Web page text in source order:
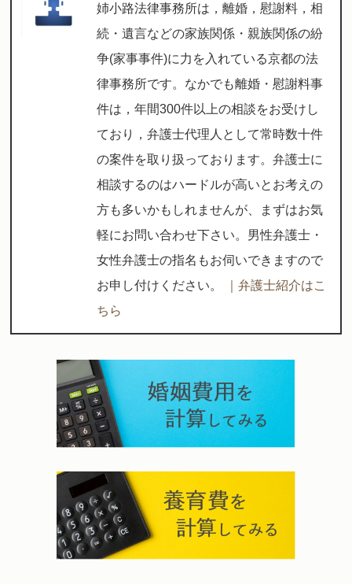
姉小路法律事務所は，離婚，慰謝料，相
続・遺言などの家族関係・親族関係の紛
争(家事事件)に力を入れている京都の法
律事務所です。なかでも離婚・慰謝料事
件は，年間300件以上の相談をお受けし
ており，弁護士代理人として常時数十件
の案件を取り扱っております。弁護士に
相談するのはハードルが高いとお考えの
方も多いかもしれませんが、まずはお気
軽にお問い合わせ下さい。男性弁護士・
女性弁護士の指名もお伺いできますので
お申し付けください。
｜弁護士紹介はこ
ちら